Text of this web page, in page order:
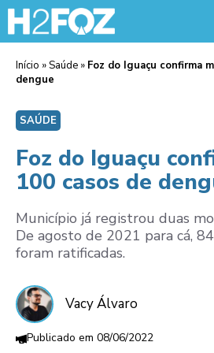
Início »Saúde » Foz do Iguaçu confirma
dengue
SAÚDE
Foz do Iguaçu
100 casos de
Município já registrou duas
De agosto de 2021 para cá,
foram ratificadas.
Vacy Álvaro
08/06/2022